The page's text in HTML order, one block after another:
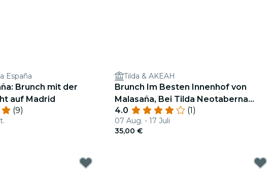
España
Brunch mit der
auf Madrid
(9)
Tilda & AKEAH
Brunch Im Besten Innenhof von
Malasaña, Bei Tilda Neotaberna
Castiza
4.0 (1)
07 Aug. - 17 Juli
35,00 €